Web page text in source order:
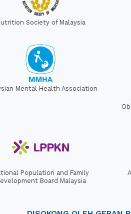
Society of Malaysia
Mental Health Association
Population and Family
Board Malaysia